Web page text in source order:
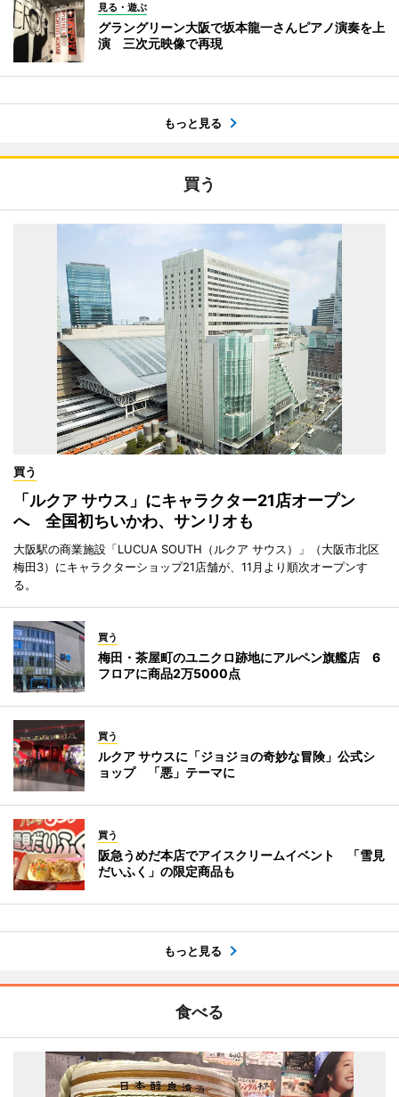
見る・遊ぶ
グラングリーン大阪で坂本龍一さんピアノ演奏を上
演 三次元映像で再現
もっと見る
買う
買う
「ルクア サウス」にキャラクター21店オープン
へ 全国初ちいかわ、サンリオも
大阪駅の商業施設「LUCUA SOUTH（ルクア サウス）」（大阪市北区
梅田3）にキャラクターショップ21店舗が、11月より順次オープンす
る。
買う
梅田・茶屋町のユニクロ跡地にアルペン旗艦店 6
フロアに商品2万5000点
買う
ルクア サウスに「ジョジョの奇妙な冒険」公式シ
ョップ 「悪」テーマに
買う
阪急うめだ本店でアイスクリームイベント 「雪見
だいふく」の限定商品も
もっと見る
食べる